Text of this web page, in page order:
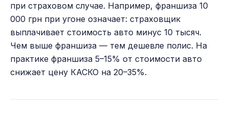
при страховом случае. Например, франшиза 10
000 грн при угоне означает: страховщик
выплачивает стоимость авто минус 10 тысяч.
Чем выше франшиза — тем дешевле полис. На
практике франшиза 5–15% от стоимости авто
снижает цену КАСКО на 20–35%.